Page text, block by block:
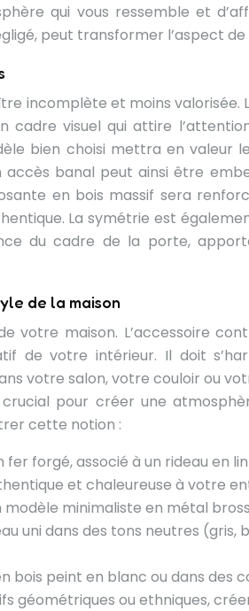
qui vous ressemble et
peut transformer l’aspect
incomplète et moins valorisée.
cadre visuel qui attire
bien choisi mettra en valeur
accès banal peut ainsi être
en bois massif sera
La symétrie est
du cadre de la porte,
de la maison
maison. L’accessoire
de votre intérieur. Il doit
votre salon, votre couloir ou
pour créer une
cette notion :
fer forgé, associé à un rideau en
et chaleureuse à votre
modèle minimaliste en métal
uni dans des tons neutres (gris,
bois peint en blanc ou dans des
géométriques ou ethniques,